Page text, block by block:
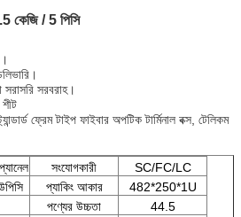
কেজি / 5 পিসি
সরবরাহ।
ফ্রেম টাইপ ফাইবার অপটিক টার্মিনাল বক্স, টেলিকম
সংযোগকারী
SC/FC/LC
প্যাকিং আকার
482*250*1U
পণ্যের উচ্চতা
44.5